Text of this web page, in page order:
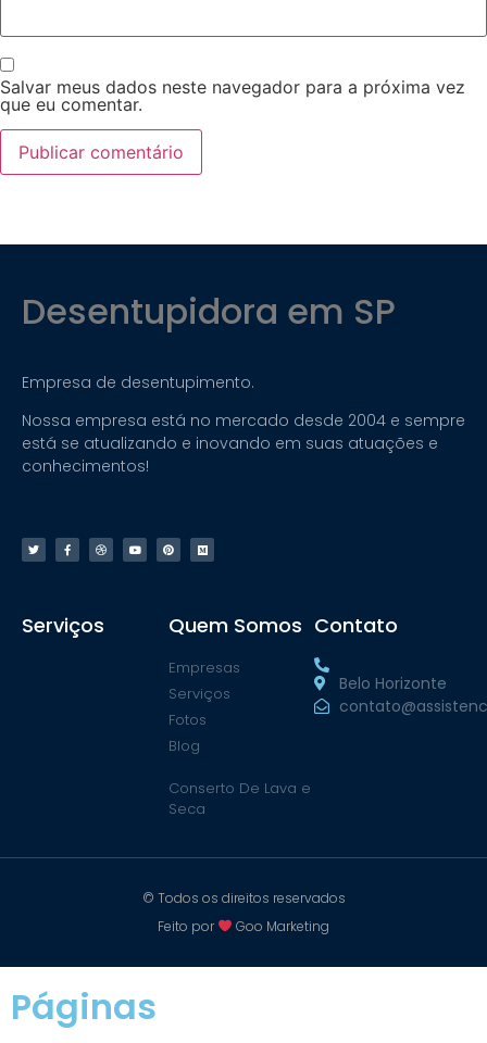
Salvar meus dados neste navegador para a próxima vez
que eu comentar.
Desentupidora em SP
Empresa de desentupimento.
Nossa empresa está no mercado desde 2004 e sempre
está se atualizando e inovando em suas atuações e
conhecimentos!
Serviços Quem Somos
Empresas
Serviços
Fotos
Blog
Conserto De Lava e
Seca
Contato
Belo Horizonte
© Todos os direitos reservados
Feito por
Goo Marketing
Páginas